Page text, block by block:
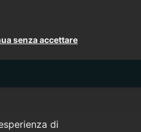
di
senza accettare